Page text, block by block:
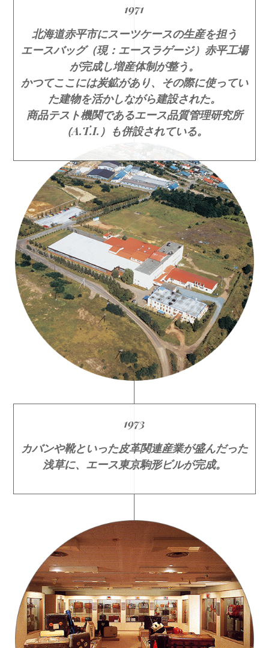
1971
北海道赤平市にスーツケースの生産を担う
エースバッグ（現：エースラゲージ）赤平工場
が完成し増産体制が整う。
かつてここには炭鉱があり、その際に使ってい
た建物を活かしながら建設された。
商品テスト機関であるエース品質管理研究所
（A.T.I.）も併設されている。
1973
カバンや靴といった皮革関連産業が盛んだった
浅草に、エース東京駒形ビルが完成。